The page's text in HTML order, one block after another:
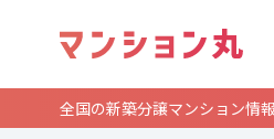
全国の新築分譲マンション情